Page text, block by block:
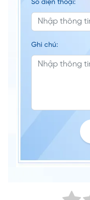
Số điện thoại:
Ghi chú: